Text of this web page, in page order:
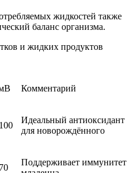
жидкостей также
баланс организма.
и жидких продуктов
Комментарий
Идеальный антиоксидант
для новорождённого
Поддерживает иммунитет